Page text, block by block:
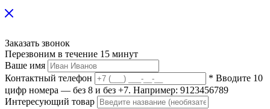
Заказать звонок
Перезвоним в течение 15 минут
Ваше имя
Контактный телефон
* Вводите 10
цифр номера — без 8 и без +7. Например: 9123456789
Интересующий товар